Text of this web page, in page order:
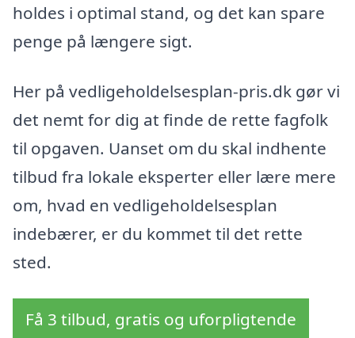
holdes i optimal stand, og det kan spare
penge på længere sigt.
Her på vedligeholdelsesplan-pris.dk gør vi
det nemt for dig at finde de rette fagfolk
til opgaven. Uanset om du skal indhente
tilbud fra lokale eksperter eller lære mere
om, hvad en vedligeholdelsesplan
indebærer, er du kommet til det rette
sted.
Få 3 tilbud, gratis og uforpligtende